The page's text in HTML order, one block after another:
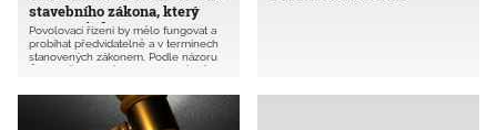
stavebního zákona, který
nyní projednává Senát?
Povolovací řízení by mělo fungovat a
probíhat předvídatelně a v termínech
stanovených zákonem. Podle názoru
ČKAIT však právě toto od poměrně
stavebního zákona lze očekávat jen
těžko. Situace kolem nového
stavebního zákona je natolik